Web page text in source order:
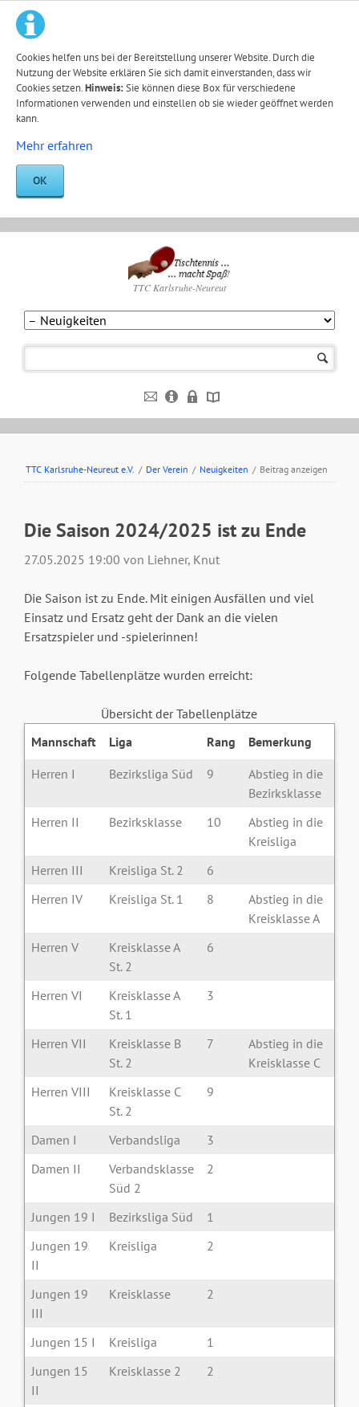
Cookies helfen uns bei der Bereitstellung unserer Website. Durch die
Nutzung der Website erklären Sie sich damit einverstanden, dass wir
Cookies setzen.Hinweis:Sie können diese Box für verschiedene
Informationen verwenden und einstellen ob sie wieder geöffnet werden
kann.
Mehr erfahren
OK
TTC Karlsruhe-Neureut
TTC Karlsruhe-Neureut e.V. / Der Verein / Neuigkeiten / Beitrag anzeigen
Die Saison 2024/2025 ist zu Ende
27.05.2025 19:00 von Liehner, Knut
Die Saison ist zu Ende. Mit einigen Ausfällen und viel
Einsatz und Ersatz geht der Dank an die vielen
Ersatzspieler und -spielerinnen!
Folgende Tabellenplätze wurden erreicht:
Übersicht der Tabellenplätze
Mannschaft
Liga Rang
Bemerkung
Herren I
Bezirksliga Süd 9
Abstieg in die
Bezirksklasse
Herren II
Bezirksklasse 10
Abstieg in die
Kreisliga
Herren III
Kreisliga St. 2
6
Herren IV
Kreisliga St. 1 8
Abstieg in die
Kreisklasse A
Herren V
Kreisklasse A
St. 2
6
Herren VI
Kreisklasse A
St. 1
3
Herren VII
Kreisklasse B
St. 2
7
Abstieg in die
Kreisklasse C
Herren VIII
Kreisklasse C
St. 2
9
Damen I Verbandsliga
3
Damen II
Verbandsklasse
Süd 2
2
Jungen 19 I Bezirksliga Süd
1
Jungen 19
II
Kreisliga 2
Jungen 19
III
Kreisklasse 2
Jungen 15 I Kreisliga
1
Jungen 15
II
Kreisklasse 2 2